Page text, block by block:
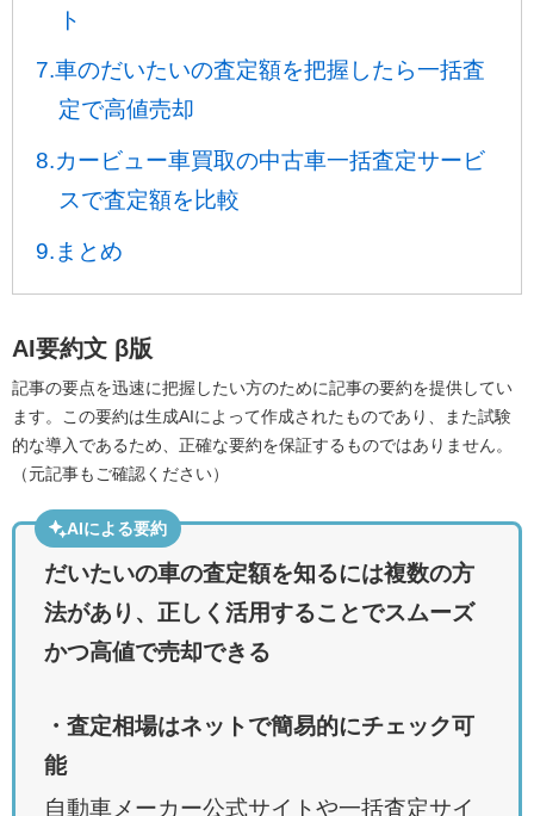
ト
7.車のだいたいの査定額を把握したら一括査
定で高値売却
8.カービュー車買取の中古車一括査定サービ
スで査定額を比較
9.まとめ
AI要約文 β版
記事の要点を迅速に把握したい方のために記事の要約を提供してい
ます。この要約は生成AIによって作成されたものであり、また試験
的な導入であるため、正確な要約を保証するものではありません。
（元記事もご確認ください）
AIによる要約
だいたいの車の査定額を知るには複数の方
法があり、正しく活用することでスムーズ
かつ高値で売却できる
・査定相場はネットで簡易的にチェック可
能
自動車メーカー公式サイトや一括査定サイ